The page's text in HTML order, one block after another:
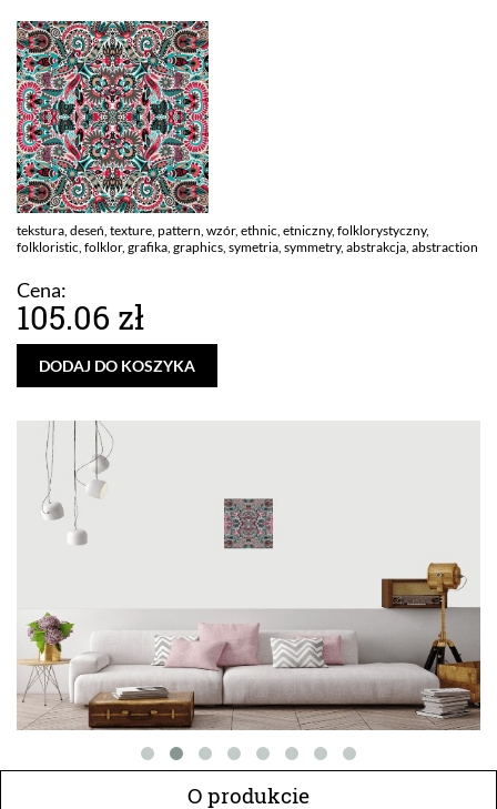
tekstura, deseń, texture, pattern, wzór, ethnic, etniczny, folklorystyczny,
folkloristic, folklor, grafika, graphics, symetria, symmetry, abstrakcja, abstraction
Cena:
105.06 zł
DODAJ DO KOSZYKA
O produkcie